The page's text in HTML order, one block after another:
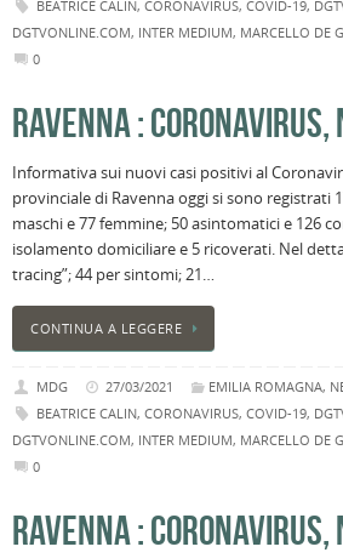
BEATRICE CALIN, CORONAVIRUS, COVID-19,
DGTVONLINE.COM, INTER MEDIUM, MARCELLO DE
0
RAVENNA : CORONAVIRUS,
Informativa sui nuovi casi positivi al
provinciale di Ravenna oggi si sono registrati
maschi e 77 femmine; 50 asintomatici e 126
isolamento domiciliare e 5 ricoverati. Nel
tracing”; 44 per sintomi; 21…
CONTINUA A LEGGERE
MDG 27/03/2021 EMILIA ROMAGNA,
BEATRICE CALIN, CORONAVIRUS, COVID-19,
DGTVONLINE.COM, INTER MEDIUM, MARCELLO DE
0
RAVENNA : CORONAVIRUS,